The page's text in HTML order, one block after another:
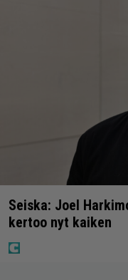
Seiska: Joel
kertoo nyt kaiken